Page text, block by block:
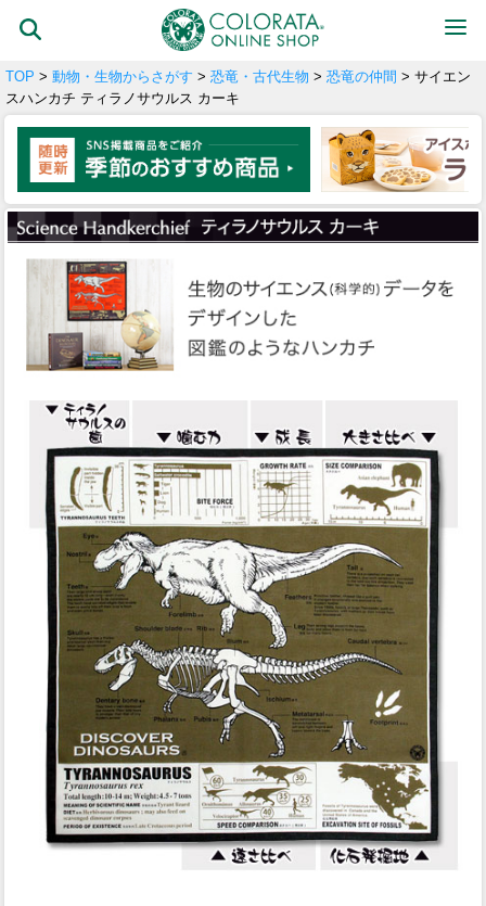
TOP > 動物・生物からさがす > 恐竜・古代生物 > 恐竜の仲間 > サイエン
スハンカチ ティラノサウルス カーキ